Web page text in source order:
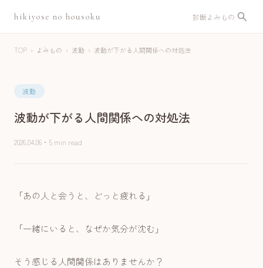
hikiyose no housoku 診断よみもの
TOP › よみもの › 波動 › 波動が下がる人間関係への対処法
波動
波動が下がる人間関係への対処法
2026.04.06 ・ 5 min read
「あの人と会うと、どっと疲れる」
「一緒にいると、なぜか気分が沈む」
そう感じる人間関係はありませんか？